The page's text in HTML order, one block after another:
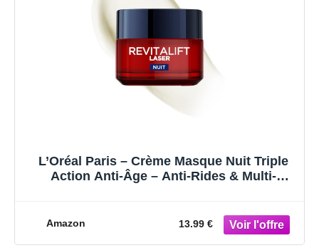
L’Oréal Paris – Crème Masque Nuit Triple
Action Anti-Âge – Anti-Rides & Multi-
Revitalift Laser – 50 ml
Amazon 13.99 €